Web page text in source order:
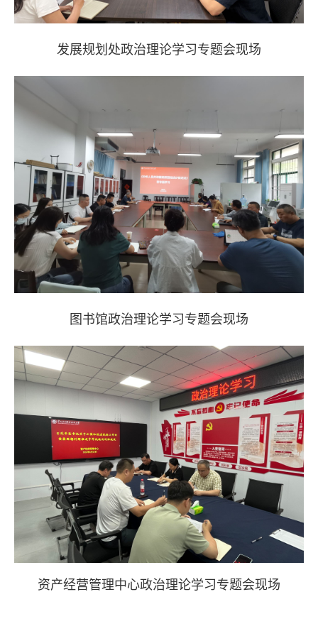
发展规划处政治理论学习专题会现场
图书馆政治理论学习专题会现场
资产经营管理中心政治理论学习专题会现场